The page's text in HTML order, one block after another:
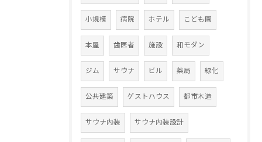
小規模 病院 ホテル こども園
本屋 歯医者 施設 和モダン
ジム サウナ ビル 薬局 緑化
公共建築 ゲストハウス 都市木造
サウナ内装 サウナ内装設計